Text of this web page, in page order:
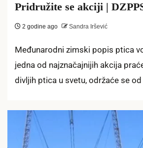
Pridružite se akciji |
2 godine ago Sandra Iršević
Međunarodni zimski popis ptica
jedna od najznačajnijih akcija
divljih ptica u svetu, održaće se od